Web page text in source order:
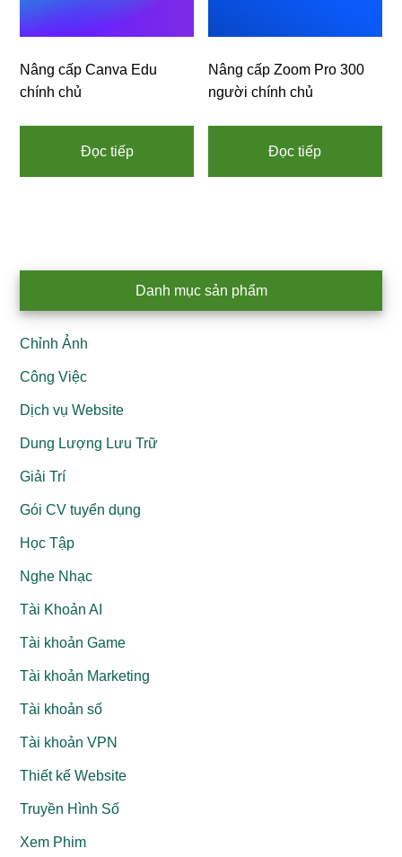
Nâng cấp Canva Edu
chính chủ
Đọc tiếp
Nâng cấp Zoom Pro 300
người chính chủ
Đọc tiếp
Sidebar
Danh mục sản phẩm
Chỉnh Ảnh
Công Việc
Dịch vụ Website
Dung Lượng Lưu Trữ
Giải Trí
Gói CV tuyển dụng
Học Tập
Nghe Nhạc
Tài Khoản AI
Tài khoản Game
Tài khoản Marketing
Tài khoản số
Tài khoản VPN
Thiết kế Website
Truyền Hình Số
Xem Phim